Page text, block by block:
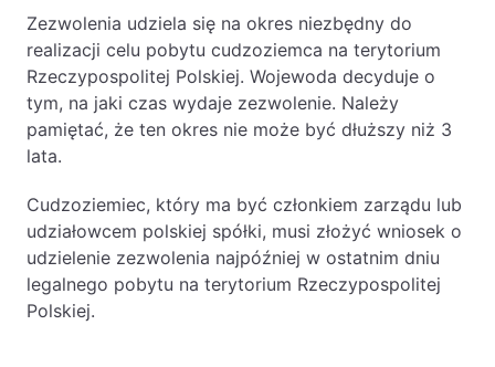
Zezwolenia udziela się na okres niezbędny do
realizacji celu pobytu cudzoziemca na terytorium
Rzeczypospolitej Polskiej. Wojewoda decyduje o
tym, na jaki czas wydaje zezwolenie. Należy
pamiętać, że ten okres nie może być dłuższy niż 3
lata.
Cudzoziemiec, który ma być członkiem zarządu lub
udziałowcem polskiej spółki, musi złożyć wniosek o
udzielenie zezwolenia najpóźniej w ostatnim dniu
legalnego pobytu na terytorium Rzeczypospolitej
Polskiej.